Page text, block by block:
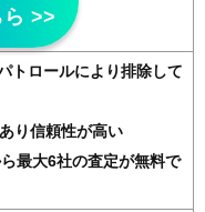
>>
トロールにより排除して
り信頼性が高い
最大6社の査定が無料で